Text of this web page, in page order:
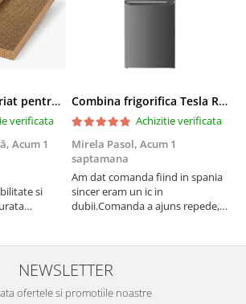
Set 2 placi de zgariat pentru casuta pisici BUNTZ KJW5086, compatibile cu casuta 59 x 28.5 x 35 cm
verificata
Acum 1
si
Combina frigorifica Tesla RC2600HXE, 262 l, Clasa E, Iluminare LED, dezghetare automata frigider, H 180 cm, Inox
Achizitie verificata
Mirela Pasol, Acum 1
saptamana
Am dat comanda fiind in spania
sincer eram un ic in
dubii.Comanda a ajuns repede,in
treaba,va multumesc pentru
rapiditate si
amabilitate,RECOMAND 100%
NEWSLETTER
ofertele si promotiile noastre